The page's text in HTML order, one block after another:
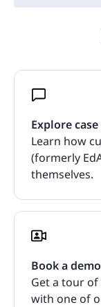
Explore
Learn how
(formerly
themselves.
Book a demo
Get a tour
with one of